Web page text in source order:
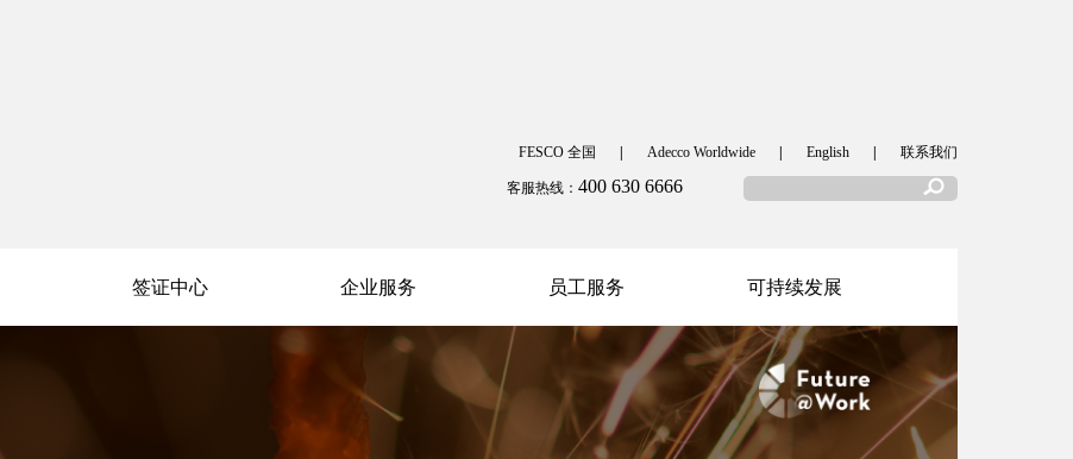
FESCO 全国 Adecco Worldwide English 联系我们
客服热线： 400 630 6666
签证中心 企业服务 员工服务 可持续发展